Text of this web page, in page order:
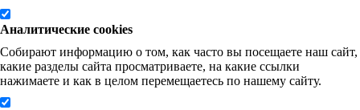
Аналитические cookies
Собирают информацию о том, как часто вы посещаете наш сайт,
какие разделы сайта просматриваете, на какие ссылки
нажимаете и как в целом перемещаетесь по нашему сайту.